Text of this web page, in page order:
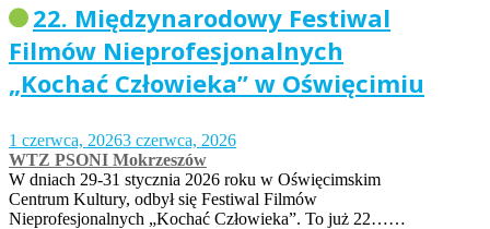
22. Międzynarodowy Festiwal
Filmów Nieprofesjonalnych
„Kochać Człowieka” w Oświęcimiu
1 czerwca, 20263 czerwca, 2026
WTZ PSONI Mokrzeszów
W dniach 29-31 stycznia 2026 roku w Oświęcimskim
Centrum Kultury, odbył się Festiwal Filmów
Nieprofesjonalnych „Kochać Człowieka”. To już 22……